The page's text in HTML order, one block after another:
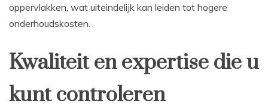
oppervlakken, wat uiteindelijk kan leiden tot hogere
onderhoudskosten.
Kwaliteit en expertise die u
kunt controleren